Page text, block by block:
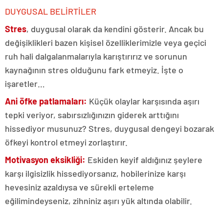
DUYGUSAL BELİRTİLER
Stres, duygusal olarak da kendini gösterir. Ancak bu
değişiklikleri bazen kişisel özelliklerimizle veya geçici
ruh hali dalgalanmalarıyla karıştırırız ve sorunun
kaynağının stres olduğunu fark etmeyiz. İşte o
işaretler…
Ani öfke patlamaları: Küçük olaylar karşısında aşırı
tepki veriyor, sabırsızlığınızın giderek arttığını
hissediyor musunuz? Stres, duygusal dengeyi bozarak
öfkeyi kontrol etmeyi zorlaştırır.
Motivasyon eksikliği: Eskiden keyif aldığınız şeylere
karşı ilgisizlik hissediyorsanız, hobilerinize karşı
hevesiniz azaldıysa ve sürekli erteleme
eğilimindeyseniz, zihniniz aşırı yük altında olabilir.